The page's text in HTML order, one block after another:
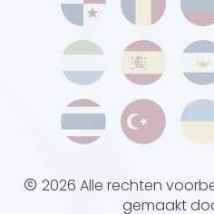
2026 Alle rechten
gemaakt